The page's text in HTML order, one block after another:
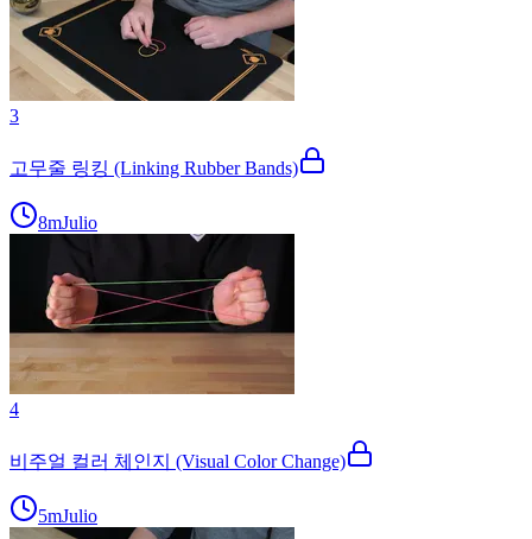
3
고무줄 링킹 (Linking Rubber Bands)
8mJulio
4
비주얼 컬러 체인지 (Visual Color Change)
5mJulio